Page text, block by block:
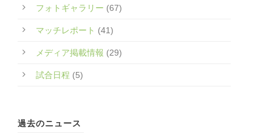
フォトギャラリー (67)
マッチレポート (41)
メディア掲載情報 (29)
試合日程 (5)
過去のニュース